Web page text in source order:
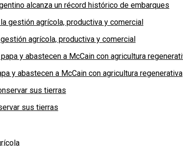
alcanza un récord histórico de embarques
agrícola, productiva y comercial
y abastecen a McCain con agricultura regenerativa
sus tierras